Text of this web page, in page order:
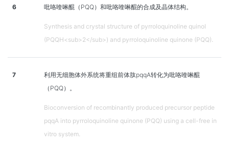
6 吡咯喹啉醌（PQQ）和吡咯喹啉醌的合成及晶体结构。
Synthesis and crystal structure of pyrroloquinoline quinol
(PQQH<sub>2</sub>) and pyrroloquinoline quinone (PQQ).
7
利用无细胞体外系统将重组前体肽pqqA转化为吡咯喹啉醌
（PQQ）。
Bioconversion of recombinantly produced precursor peptide
pqqA into pyrroloquinoline quinone (PQQ) using a cell-free in
vitro system.